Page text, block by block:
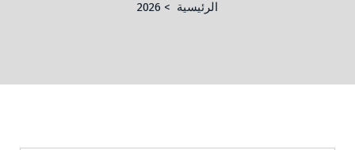
ت
الرئيسية >
2026